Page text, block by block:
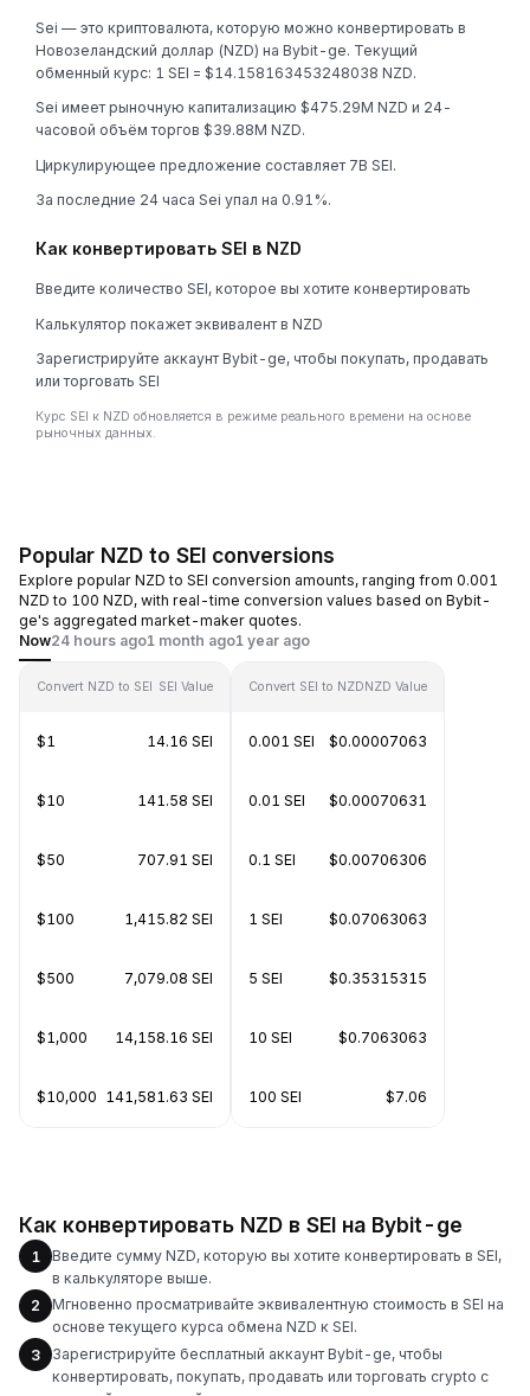
Sei — это криптовалюта, которую можно конвертировать в
Новозеландский доллар (NZD) на Bybit-ge. Текущий
обменный курс: 1 SEI = $14.158163453248038 NZD.
Sei имеет рыночную капитализацию $475.29M NZD и 24-
часовой объём торгов $39.88M NZD.
Циркулирующее предложение составляет 7B SEI.
За последние 24 часа Sei упал на 0.91%.
Как конвертировать SEI в NZD
Введите количество SEI, которое вы хотите конвертировать
Калькулятор покажет эквивалент в NZD
Зарегистрируйте аккаунт Bybit-ge, чтобы покупать, продавать
или торговать SEI
Курс SEI к NZD обновляется в режиме реального времени на основе
рыночных данных.
Popular NZD to SEI conversions
Explore popular NZD to SEI conversion amounts, ranging from 0.001
NZD to 100 NZD, with real-time conversion values based on Bybit-
ge's aggregated market-maker quotes.
Now24 hours ago1 month ago1 year ago
Convert NZD to SEI SEI Value
$1 14.16 SEI
$10 141.58 SEI
$50 707.91 SEI
$100 1,415.82 SEI
$500 7,079.08 SEI
$1,000 14,158.16 SEI
$10,000 141,581.63 SEI
Convert SEI to NZDNZD Value
0.001 SEI $0.00007063
0.01 SEI $0.00070631
0.1 SEI $0.00706306
1 SEI $0.07063063
5 SEI $0.35315315
10 SEI $0.7063063
100 SEI $7.06
Как конвертировать NZD в SEI на Bybit-ge
1
Введите сумму NZD, которую вы хотите конвертировать в SEI,
в калькуляторе выше.
2
Мгновенно просматривайте эквивалентную стоимость в SEI на
основе текущего курса обмена NZD к SEI.
3
Зарегистрируйте бесплатный аккаунт Bybit-ge, чтобы
конвертировать, покупать, продавать или торговать crypto с